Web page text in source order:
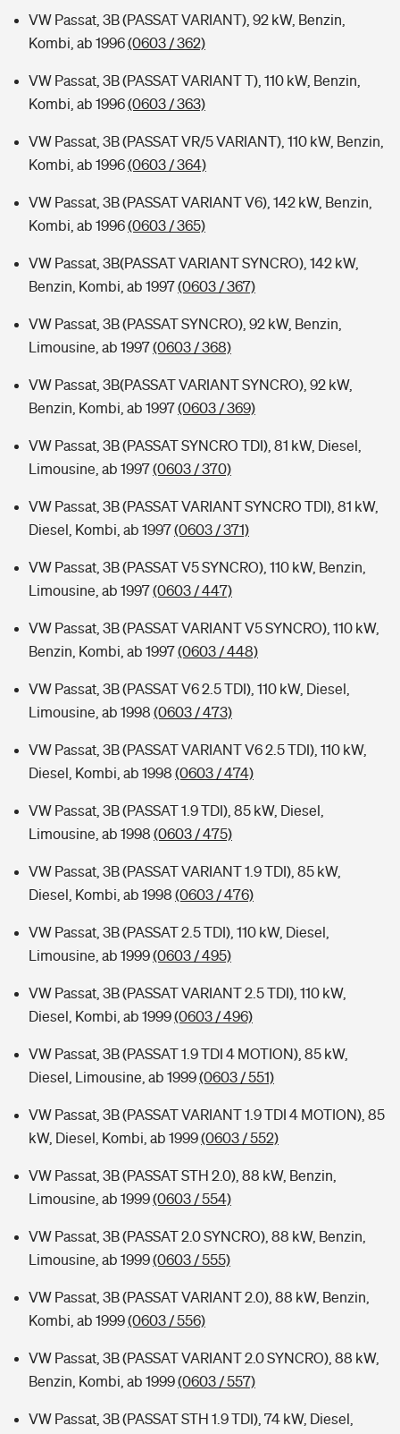
VW Passat, 3B (PASSAT VARIANT), 92 kW, Benzin,
Kombi, ab 1996(0603 / 362)
VW Passat, 3B (PASSAT VARIANT T), 110 kW, Benzin,
Kombi, ab 1996(0603 / 363)
VW Passat, 3B (PASSAT VR/5 VARIANT), 110 kW, Benzin,
Kombi, ab 1996(0603 / 364)
VW Passat, 3B (PASSAT VARIANT V6), 142 kW, Benzin,
Kombi, ab 1996(0603 / 365)
VW Passat, 3B(PASSAT VARIANT SYNCRO), 142 kW,
Benzin, Kombi, ab 1997(0603 / 367)
VW Passat, 3B (PASSAT SYNCRO), 92 kW, Benzin,
Limousine, ab 1997(0603 / 368)
VW Passat, 3B(PASSAT VARIANT SYNCRO), 92 kW,
Benzin, Kombi, ab 1997(0603 / 369)
VW Passat, 3B (PASSAT SYNCRO TDI), 81 kW, Diesel,
Limousine, ab 1997(0603 / 370)
VW Passat, 3B (PASSAT VARIANT SYNCRO TDI), 81 kW,
Diesel, Kombi, ab 1997(0603 / 371)
VW Passat, 3B (PASSAT V5 SYNCRO), 110 kW, Benzin,
Limousine, ab 1997(0603 / 447)
VW Passat, 3B (PASSAT VARIANT V5 SYNCRO), 110 kW,
Benzin, Kombi, ab 1997(0603 / 448)
VW Passat, 3B (PASSAT V6 2.5 TDI), 110 kW, Diesel,
Limousine, ab 1998 (0603 / 473)
VW Passat, 3B (PASSAT VARIANT V6 2.5 TDI), 110 kW,
Diesel, Kombi, ab 1998 (0603 / 474)
VW Passat, 3B (PASSAT 1.9 TDI), 85 kW, Diesel,
Limousine, ab 1998 (0603 / 475)
VW Passat, 3B (PASSAT VARIANT 1.9 TDI), 85 kW,
Diesel, Kombi, ab 1998 (0603 / 476)
VW Passat, 3B (PASSAT 2.5 TDI), 110 kW, Diesel,
Limousine, ab 1999(0603 / 495)
VW Passat, 3B (PASSAT VARIANT 2.5 TDI), 110 kW,
Diesel, Kombi, ab 1999(0603 / 496)
VW Passat, 3B (PASSAT 1.9 TDI 4 MOTION), 85 kW,
Diesel, Limousine, ab 1999(0603 / 551)
VW Passat, 3B (PASSAT VARIANT 1.9 TDI 4 MOTION), 85
kW, Diesel, Kombi, ab 1999(0603 / 552)
VW Passat, 3B (PASSAT STH 2.0), 88 kW, Benzin,
Limousine, ab 1999(0603 / 554)
VW Passat, 3B (PASSAT 2.0 SYNCRO), 88 kW, Benzin,
Limousine, ab 1999(0603 / 555)
VW Passat, 3B (PASSAT VARIANT 2.0), 88 kW, Benzin,
Kombi, ab 1999(0603 / 556)
VW Passat, 3B (PASSAT VARIANT 2.0 SYNCRO), 88 kW,
Benzin, Kombi, ab 1999(0603 / 557)
VW Passat, 3B (PASSAT STH 1.9 TDI), 74 kW, Diesel,